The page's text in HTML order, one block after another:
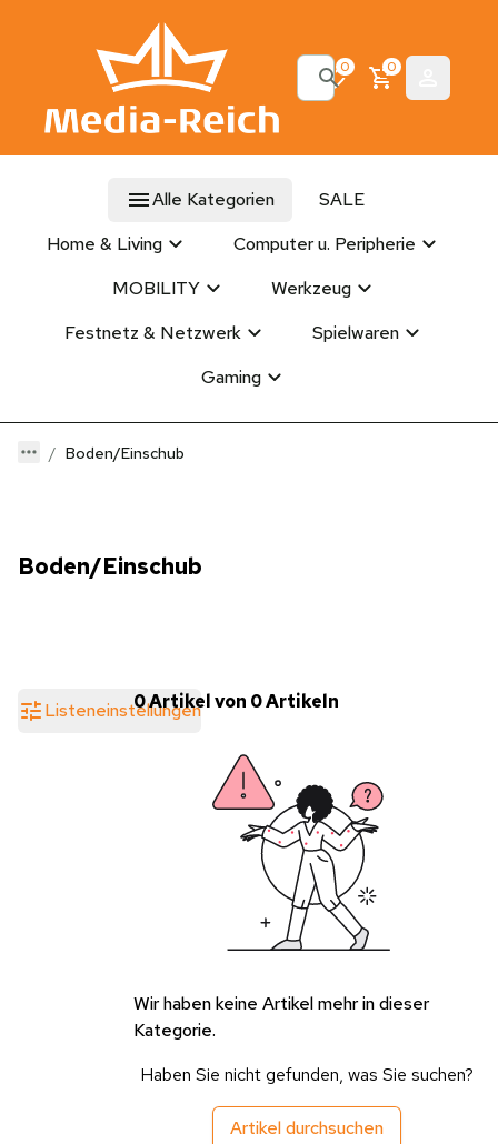
0 0
Alle Kategorien
SALE
Home & Living
Computer u. Peripherie
MOBILITY
Werkzeug
Festnetz & Netzwerk
Spielwaren
Gaming
Boden/Einschub
Boden/Einschub
Listeneinstellungen0 Artikel von 0 Artikeln
Wir haben keine Artikel mehr in dieser
Kategorie.
Haben Sie nicht gefunden, was Sie suchen?
Artikel durchsuchen